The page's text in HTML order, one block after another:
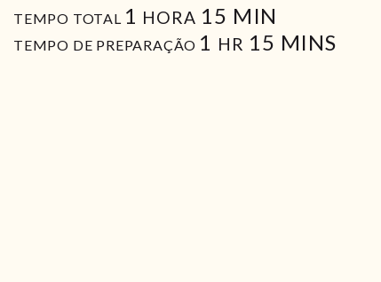
TEMPO TOTAL 1 HORA
HORA 15 MIN
MIN
TEMPO DE PREPARAÇÃO 1 HORA
HR 15 MIN
MINS